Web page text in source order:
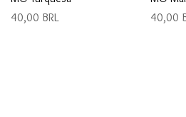
Precio
40,00 BRL
Precio
40,00